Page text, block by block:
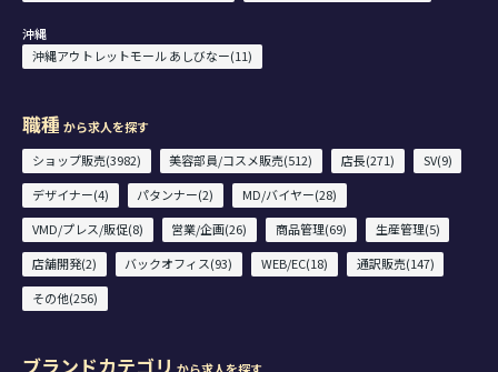
沖縄
沖縄アウトレットモール あしびなー(11)
職種 から求人を探す
ショップ販売(3982)
美容部員/コスメ販売(512) 店長(271)
SV(9)
デザイナー(4)
パタンナー(2)
MD/バイヤー(28)
VMD/プレス/販促(8)
営業/企画(26) 商品管理(69)
生産管理(5)
店舗開発(2)
バックオフィス(93) WEB/EC(18)
通訳販売(147)
その他(256)
ブランドカテゴリ